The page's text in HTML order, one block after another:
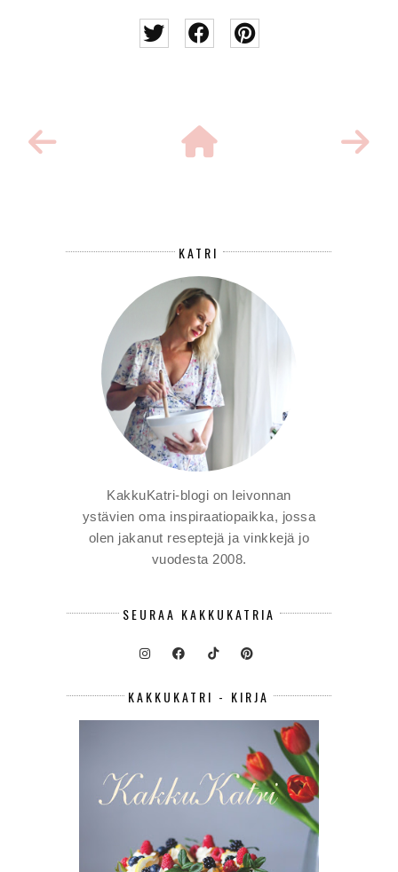
KATRI
KakkuKatri-blogi on leivonnan
ystävien oma inspiraatiopaikka, jossa
olen jakanut reseptejä ja vinkkejä jo
vuodesta 2008.
SEURAA KAKKUKATRIA
KAKKUKATRI - KIRJA